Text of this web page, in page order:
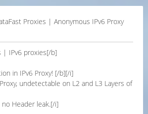
Proxies | Anonymous IPv6 Proxy
| IPv6 proxies[/b]
in IPv6 Proxy! [/b][/i]
undetectable on L2 and L3 Layers of
no Header leak.[/i]